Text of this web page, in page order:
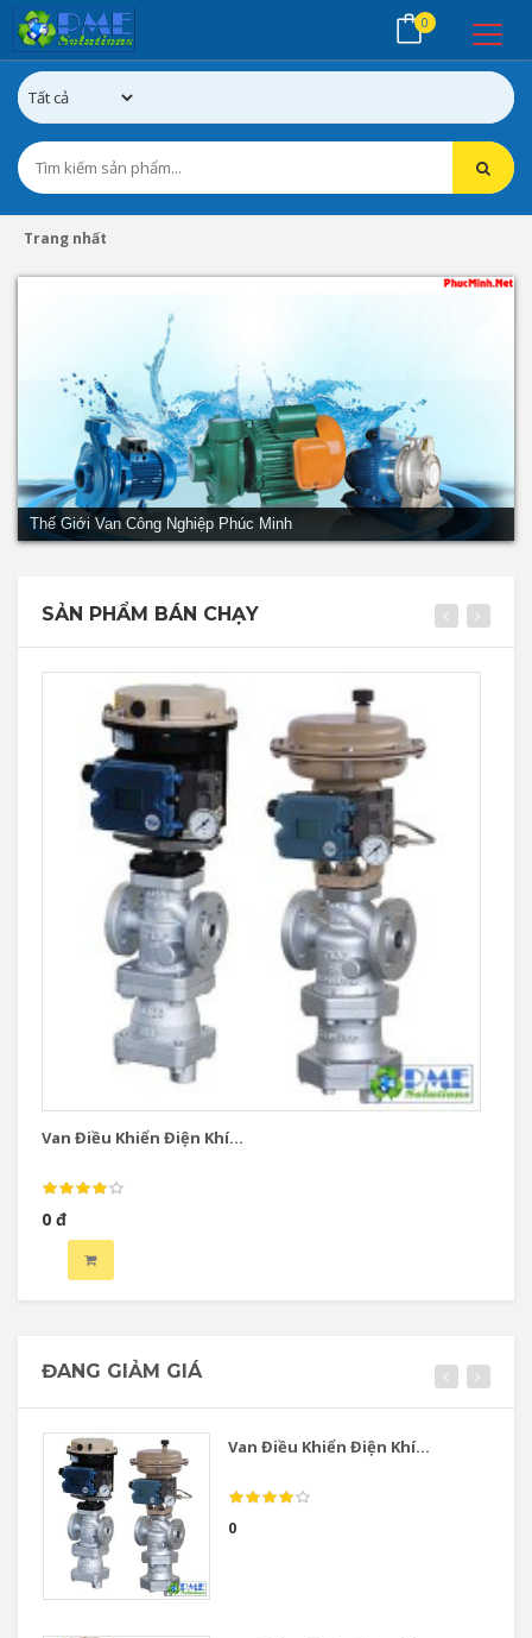
0
Trang nhất
Thế Giới Van Công Nghiệp Phúc Minh
SẢN PHẨM BÁN CHẠY
Van Điều Khiển Điện Khí...
0 đ
ĐANG GIẢM GIÁ
Van Điều Khiển Điện Khí...
0